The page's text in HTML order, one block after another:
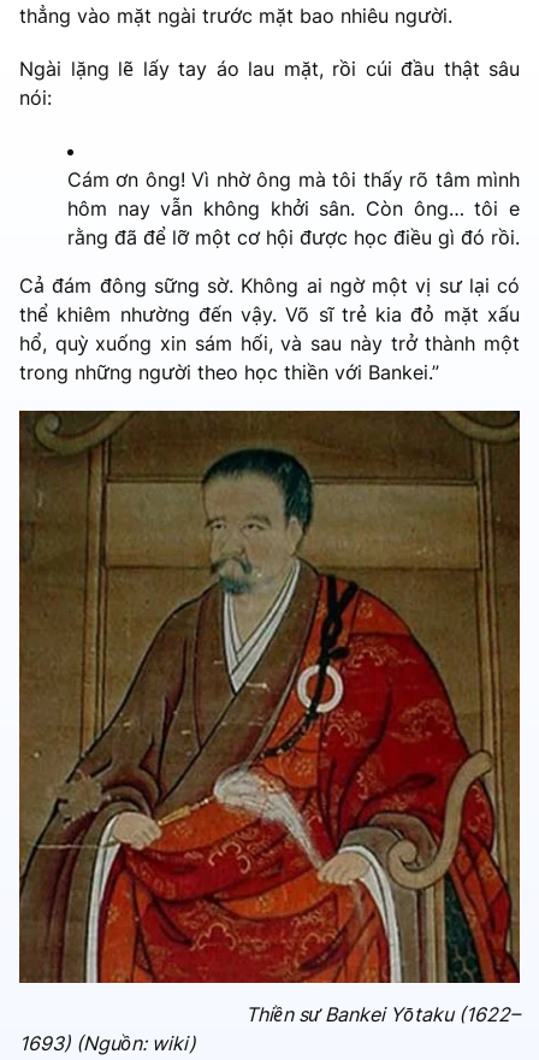
thẳng vào mặt ngài trước mặt bao nhiêu người.
Ngài lặng lẽ lấy tay áo lau mặt, rồi cúi đầu thật sâu
nói:
Cám ơn ông! Vì nhờ ông mà tôi thấy rõ tâm mình
hôm nay vẫn không khởi sân. Còn ông… tôi e
rằng đã để lỡ một cơ hội được học điều gì đó rồi.
Cả đám đông sững sờ. Không ai ngờ một vị sư lại có
thể khiêm nhường đến vậy. Võ sĩ trẻ kia đỏ mặt xấu
hổ, quỳ xuống xin sám hối, và sau này trở thành một
trong những người theo học thiền với Bankei.”
Thiền sư Bankei Yōtaku (1622–
1693) (Nguồn: wiki)